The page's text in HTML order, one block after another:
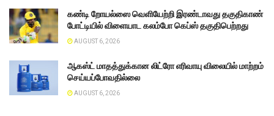
கண்டி றோயல்ஸை வெளியேற்றி இரண்டாவது தகுதிகாண்
போட்டியில் விளையாட கலம்போ கெப்ஸ் தகுதிபெற்றது
AUGUST 6, 2026
ஆகஸ்ட் மாதத்துக்கான லிட்ரோ எரிவாயு விலையில் மாற்றம்
செய்யப்போவதில்லை
AUGUST 6, 2026